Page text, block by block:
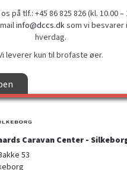
på tlf.: +45 86 825 826 (kl. 10.00 –
info@dccs.dksom vi besvarer
hverdag.
leverer kun til brofaste øer.
Caravan Center -
53